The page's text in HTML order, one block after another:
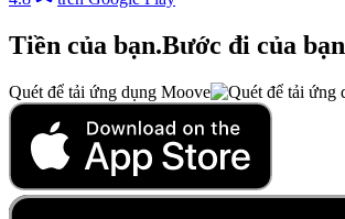
Tiền của bạn.Bước đi của bạn
Quét để tải ứng dụng Moove